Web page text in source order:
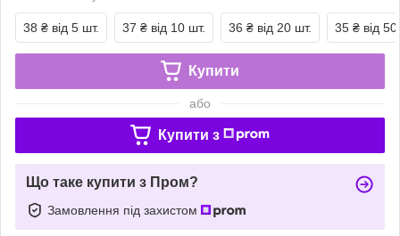
38 ₴ від 5 шт. 37 ₴ від 10 шт. 36 ₴ від 20 шт. 35 ₴ від
Купити
або
Купити з
Що таке купити з Пром?
Замовлення під захистом